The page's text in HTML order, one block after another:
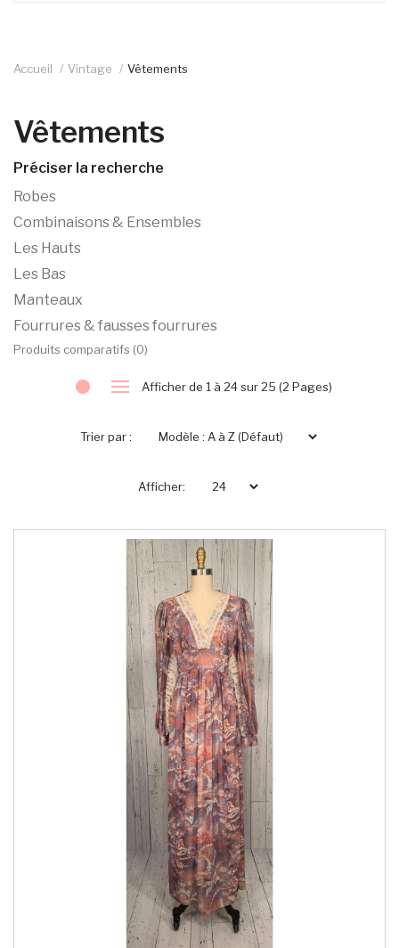
Accueil Vintage Vêtements
Vêtements
Préciser la recherche
Robes
Combinaisons & Ensembles
Les Hauts
Les Bas
Manteaux
Fourrures & fausses fourrures
Produits comparatifs (0)
Afficher de 1 à 24 sur 25 (2 Pages)
Trier par :
Afficher: